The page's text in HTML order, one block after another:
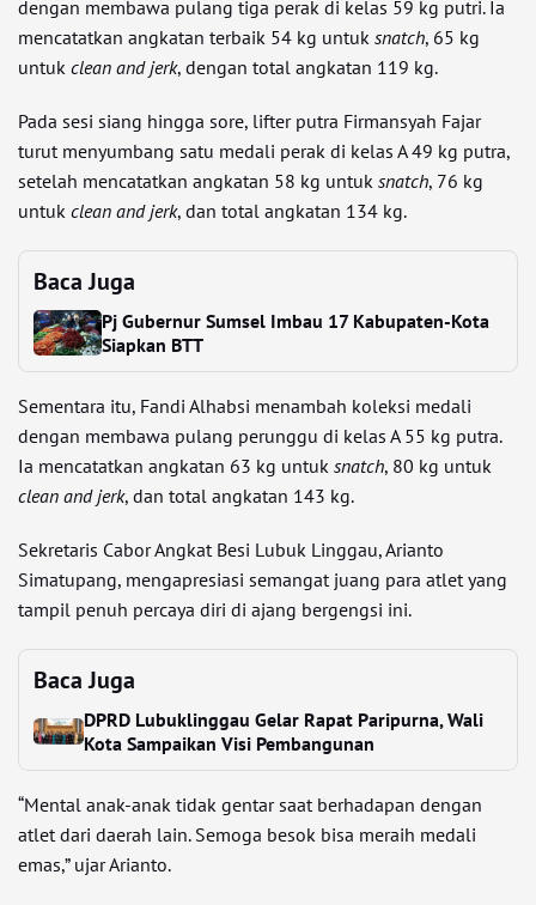
dengan membawa pulang tiga perak di kelas 59 kg putri. Ia
mencatatkan angkatan terbaik 54 kg untuk snatch, 65 kg
untuk clean and jerk, dengan total angkatan 119 kg.
Pada sesi siang hingga sore, lifter putra Firmansyah Fajar
turut menyumbang satu medali perak di kelas A 49 kg putra,
setelah mencatatkan angkatan 58 kg untuk snatch, 76 kg
untuk clean and jerk, dan total angkatan 134 kg.
Baca Juga
Pj Gubernur Sumsel Imbau 17 Kabupaten-Kota
Siapkan BTT
Sementara itu, Fandi Alhabsi menambah koleksi medali
dengan membawa pulang perunggu di kelas A 55 kg putra.
Ia mencatatkan angkatan 63 kg untuk snatch, 80 kg untuk
clean and jerk, dan total angkatan 143 kg.
Sekretaris Cabor Angkat Besi Lubuk Linggau, Arianto
Simatupang, mengapresiasi semangat juang para atlet yang
tampil penuh percaya diri di ajang bergengsi ini.
Baca Juga
DPRD Lubuklinggau Gelar Rapat Paripurna, Wali
Kota Sampaikan Visi Pembangunan
“Mental anak-anak tidak gentar saat berhadapan dengan
atlet dari daerah lain. Semoga besok bisa meraih medali
emas,” ujar Arianto.